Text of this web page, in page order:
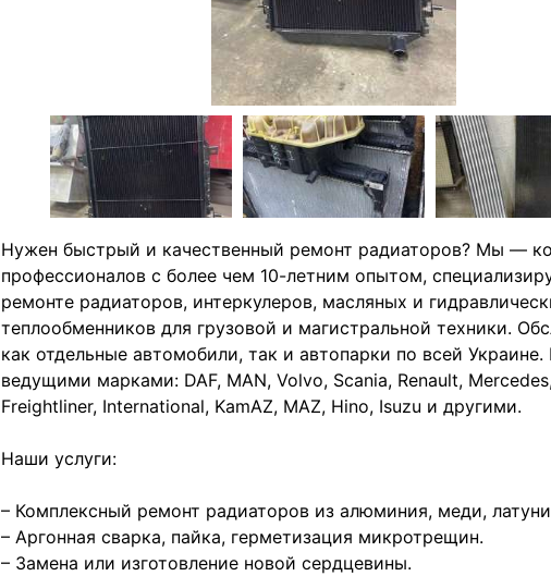
Нужен быстрый и качественный ремонт радиаторов? Мы —
профессионалов с более чем 10-летним опытом,
ремонте радиаторов, интеркулеров, масляных и
теплообменников для грузовой и магистральной техники.
как отдельные автомобили, так и автопарки по всей Украине.
ведущими марками: DAF, MAN, Volvo, Scania, Renault,
Freightliner, International, KamAZ, MAZ, Hino, Isuzu и другими.
Наши услуги:
– Комплексный ремонт радиаторов из алюминия, меди,
– Аргонная сварка, пайка, герметизация микротрещин.
– Замена или изготовление новой сердцевины.